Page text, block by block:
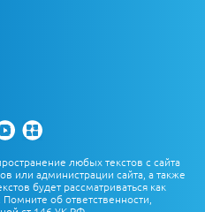
любых текстов с сайта
или администрации сайта, а также
будет рассматриваться как
об ответственности,